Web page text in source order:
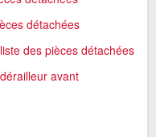
détachées
des pièces détachées
avant